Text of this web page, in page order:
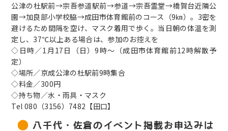
公津の杜駅前→宗吾参道駅前→参道→宗吾霊堂→橋賀台近隣公
園→加良部小学校脇→成田市体育館前のコース（9㎞）。3密を
避けるため間隔を空け、マスク着用で歩く。当日朝の体温を測
定し、37℃以上ある場合は、参加のお控えを
◇日時／1月17日（日）9時～（成田市体育館前12時解散予
定）
◇場所／京成公津の杜駅前9時集合
◇料金／300円
◇持ち物／水・雨具・マスク
Tel 080（3156）7482【田口】
八千代・佐倉のイベント掲載お申込みは